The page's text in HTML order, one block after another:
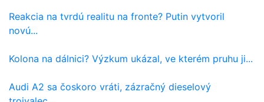
Reakcia na tvrdú realitu na fronte? Putin vytvoril
novú...
Kolona na dálnici? Výzkum ukázal, ve kterém pruhu ji...
Audi A2 sa čoskoro vráti, zázračný dieselový